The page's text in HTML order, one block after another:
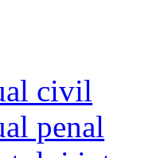
civil
penal